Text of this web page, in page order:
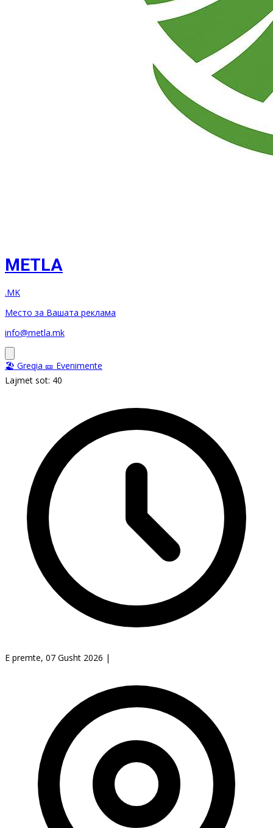
METLA
.MK
Место за Вашата реклама
info@metla.mk
🏖️ Greqia 🎫 Evenimente
Lajmet sot: 40
E premte, 07 Gusht 2026 |